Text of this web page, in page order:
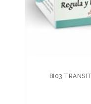
BI03